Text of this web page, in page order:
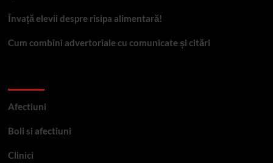
Învață elevii despre risipa alimentară!
Cum combini advertoriale cu comunicate și citări
Afectiuni
Boli si afectiuni
Clinici